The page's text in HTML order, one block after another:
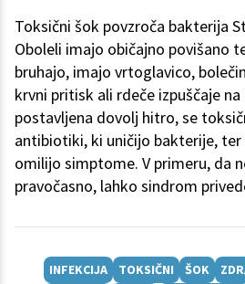
Toksični šok povzroča bakterija
Oboleli imajo običajno povišano
bruhajo, imajo vrtoglavico,
krvni pritisk ali rdeče izpuščaje
postavljena dovolj hitro, se
antibiotiki, ki uničijo bakterije,
omilijo simptome. V primeru, da
pravočasno, lahko sindrom
INFEKCIJA TOKSIČNI ŠOK